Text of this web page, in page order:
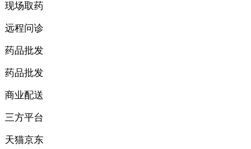
现场取药
远程问诊
药品批发
药品批发
商业配送
三方平台
天猫京东